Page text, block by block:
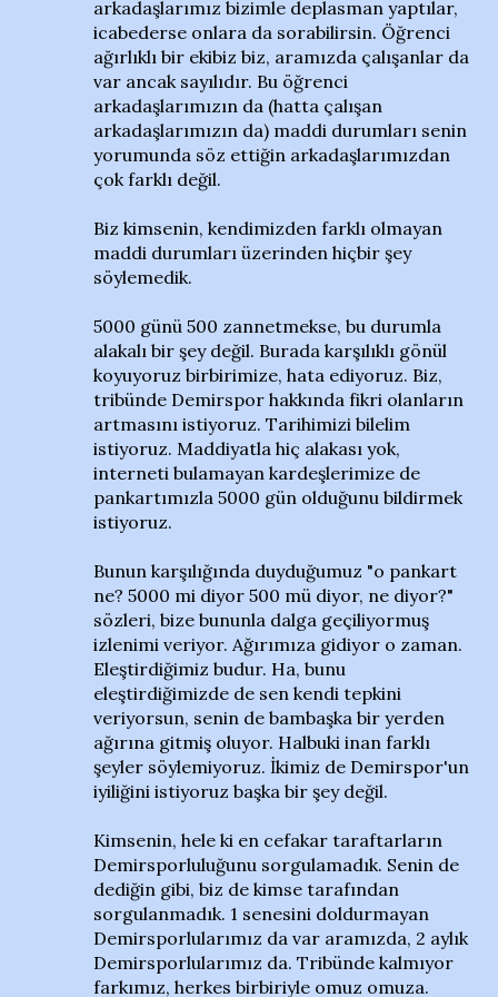
arkadaşlarımız bizimle deplasman yaptılar,
icabederse onlara da sorabilirsin. Öğrenci
ağırlıklı bir ekibiz biz, aramızda çalışanlar da
var ancak sayılıdır. Bu öğrenci
arkadaşlarımızın da (hatta çalışan
arkadaşlarımızın da) maddi durumları senin
yorumunda söz ettiğin arkadaşlarımızdan
çok farklı değil.
Biz kimsenin, kendimizden farklı olmayan
maddi durumları üzerinden hiçbir şey
söylemedik.
5000 günü 500 zannetmekse, bu durumla
alakalı bir şey değil. Burada karşılıklı gönül
koyuyoruz birbirimize, hata ediyoruz. Biz,
tribünde Demirspor hakkında fikri olanların
artmasını istiyoruz. Tarihimizi bilelim
istiyoruz. Maddiyatla hiç alakası yok,
interneti bulamayan kardeşlerimize de
pankartımızla 5000 gün olduğunu bildirmek
istiyoruz.
Bunun karşılığında duyduğumuz "o pankart
ne? 5000 mi diyor 500 mü diyor, ne diyor?"
sözleri, bize bununla dalga geçiliyormuş
izlenimi veriyor. Ağırımıza gidiyor o zaman.
Eleştirdiğimiz budur. Ha, bunu
eleştirdiğimizde de sen kendi tepkini
veriyorsun, senin de bambaşka bir yerden
ağırına gitmiş oluyor. Halbuki inan farklı
şeyler söylemiyoruz. İkimiz de Demirspor'un
iyiliğini istiyoruz başka bir şey değil.
Kimsenin, hele ki en cefakar taraftarların
Demirsporluluğunu sorgulamadık. Senin de
dediğin gibi, biz de kimse tarafından
sorgulanmadık. 1 senesini doldurmayan
Demirsporlularımız da var aramızda, 2 aylık
Demirsporlularımız da. Tribünde kalmıyor
farkımız, herkes birbiriyle omuz omuza.